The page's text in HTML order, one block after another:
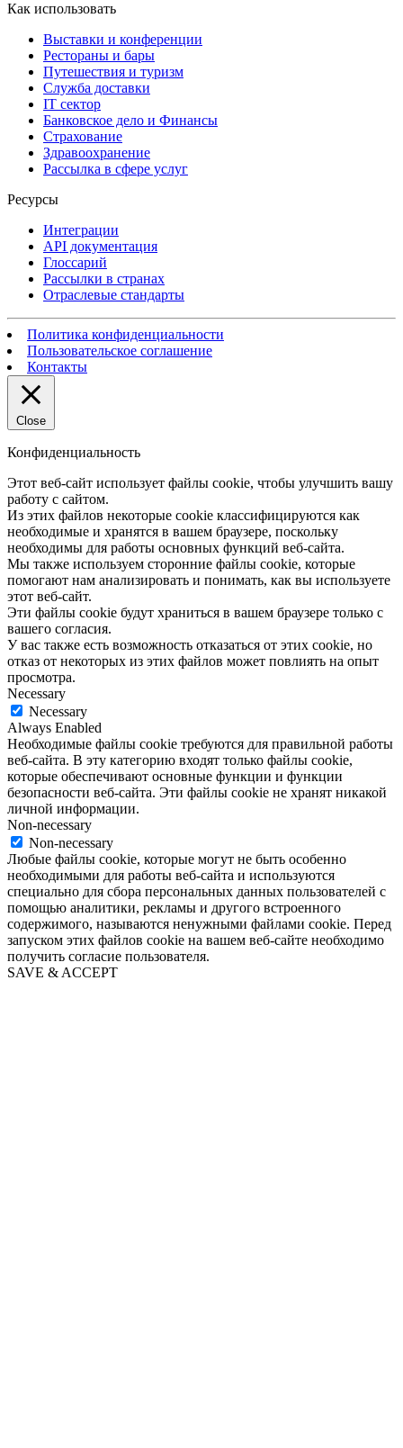
Как использовать
Выставки и конференции
Рестораны и бары
Путешествия и туризм
Служба доставки
IT сектор
Банковское дело и Финансы
Страхование
Здравоохранение
Рассылка в сфере услуг
Ресурсы
Интеграции
API документация
Глоссарий
Рассылки в странах
Отраслевые стандарты
Политика конфиденциальности
Пользовательское соглашение
Контакты
Close
Конфиденциальность
Этот веб-сайт использует файлы cookie, чтобы улучшить вашу
работу с сайтом.
Из этих файлов некоторые cookie классифицируются как
необходимые и хранятся в вашем браузере, поскольку
необходимы для работы основных функций веб-сайта.
Мы также используем сторонние файлы cookie, которые
помогают нам анализировать и понимать, как вы используете
этот веб-сайт.
Эти файлы cookie будут храниться в вашем браузере только с
вашего согласия.
У вас также есть возможность отказаться от этих cookie, но
отказ от некоторых из этих файлов может повлиять на опыт
просмотра.
Necessary
Necessary
Always Enabled
Необходимые файлы cookie требуются для правильной работы
веб-сайта. В эту категорию входят только файлы cookie,
которые обеспечивают основные функции и функции
безопасности веб-сайта. Эти файлы cookie не хранят никакой
личной информации.
Non-necessary
Non-necessary
Любые файлы cookie, которые могут не быть особенно
необходимыми для работы веб-сайта и используются
специально для сбора персональных данных пользователей с
помощью аналитики, рекламы и другого встроенного
содержимого, называются ненужными файлами cookie. Перед
запуском этих файлов cookie на вашем веб-сайте необходимо
получить согласие пользователя.
SAVE & ACCEPT